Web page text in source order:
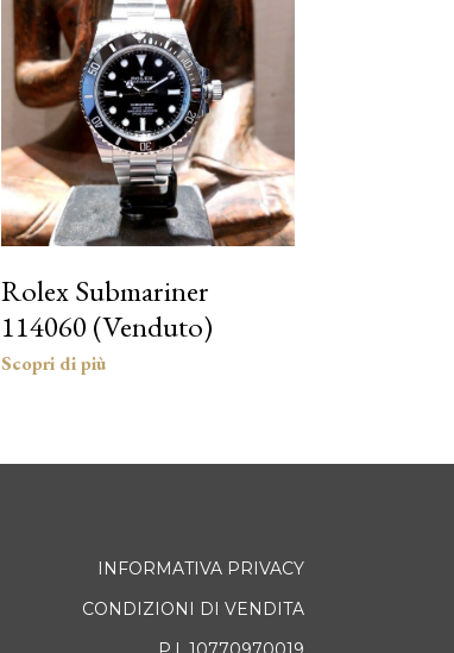
Rolex Submariner
114060 (Venduto)
INFORMATIVA PRIVACY
CONDIZIONI DI VENDITA